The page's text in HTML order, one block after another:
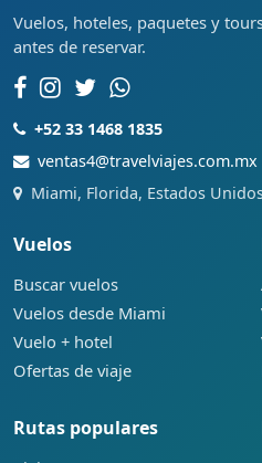
Vuelos, hoteles, paquetes y
antes de reservar.
+52 33 1468 1835
ventas4@travelviajes.com.mx
Miami, Florida, Estados
Vuelos
Buscar vuelos
Vuelos desde Miami
Vuelo + hotel
Ofertas de viaje
Rutas populares